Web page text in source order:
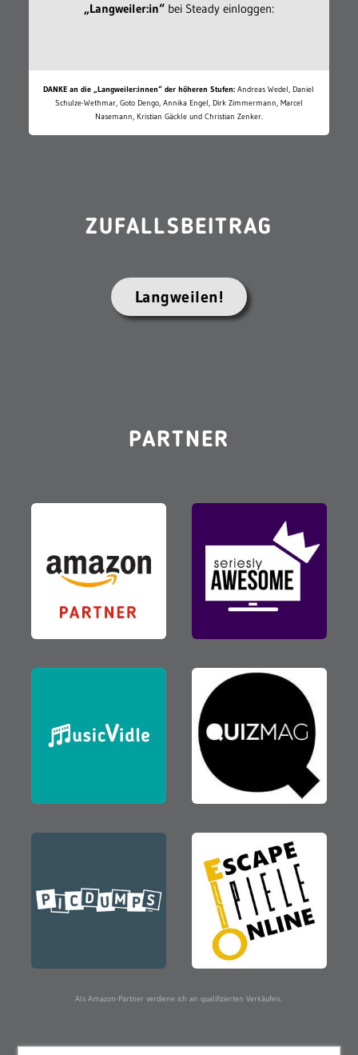
„Langweiler:in“bei Steady einloggen:
DANKE an die „Langweiler:innen“ der höheren Stufen: Andreas Wedel, Daniel
Schulze-Wethmar, Goto Dengo, Annika Engel, Dirk Zimmermann, Marcel
Nasemann, Kristian Gäckle und Christian Zenker.
ZUFALLSBEITRAG
Langweilen!
PARTNER
Als Amazon-Partner verdiene ich an qualifizierten Verkäufen.